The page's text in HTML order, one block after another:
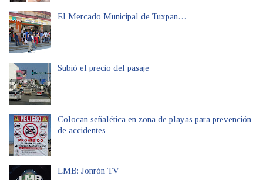
El Mercado Municipal de Tuxpan…
Subió el precio del pasaje
Colocan señalética en zona de playas para prevención
de accidentes
LMB: Jonrón TV